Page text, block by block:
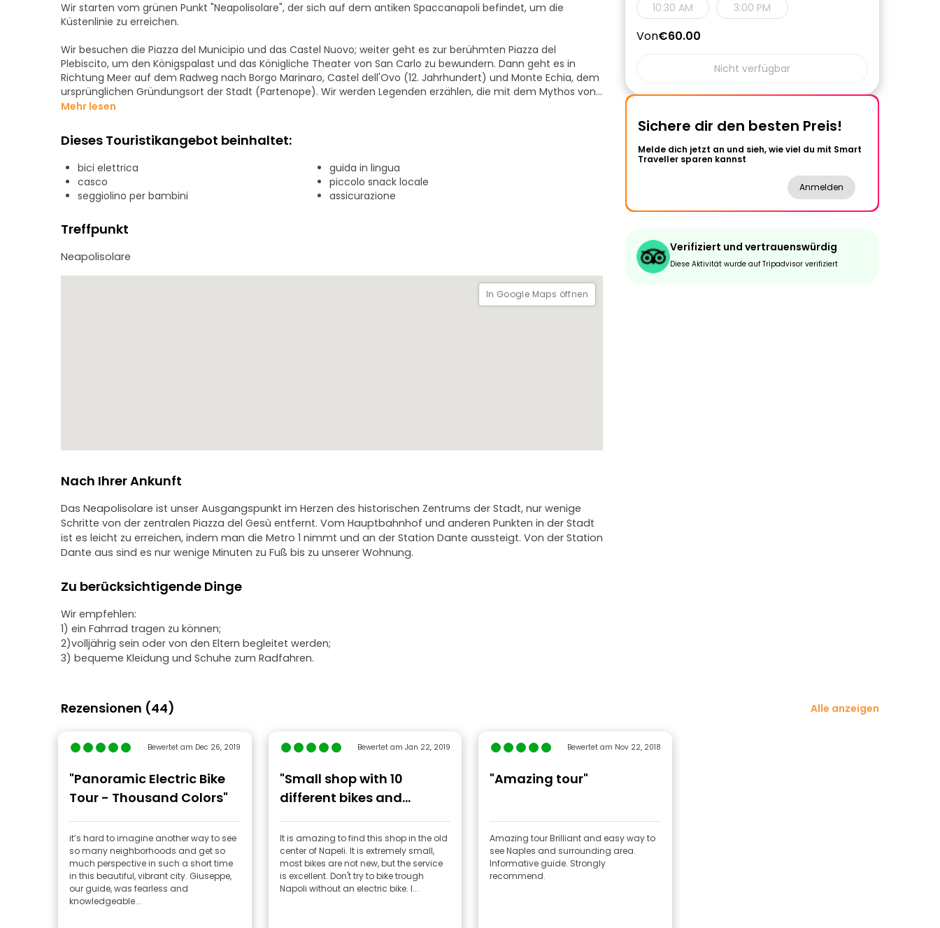
Wir starten vom grünen Punkt "Neapolisolare", der sich auf dem antiken Spaccanapoli befindet, um die
Küstenlinie zu erreichen.
Wir besuchen die Piazza del Municipio und das Castel Nuovo; weiter geht es zur berühmten Piazza del
Plebiscito, um den Königspalast und das Königliche Theater von San Carlo zu bewundern. Dann geht es in
Richtung Meer auf dem Radweg nach Borgo Marinaro, Castel dell'Ovo (12. Jahrhundert) und Monte Echia, dem
ursprünglichen Gründungsort der Stadt (Partenope). Wir werden Legenden erzählen, die mit dem Mythos von
Parthenope und dem Ei des Virgil verbunden sind. Entlang der Küste werden wir den Vesuv und die Inseln
Virgiliano. Von der Spitze des Golfs von Neapel haben wir einen fantastischen Blick auf die schöne Halbinsel
Nisida, die Campi Flegrei und den Hügel Camaldoli. Besonders beeindruckend ist der Blick auf das ehemalige
Industriegebiet von Bagnoli mit den Italsider Stahlwerken, die heute die größte archäologische
Industrieausgrabungsstätte in Europa sind. Schließlich geht es über das Viertel Spagnoli zurück ins
Stadtzentrum nach Spaccanapoli.
Mehr lesen
Dieses Touristikangebot beinhaltet:
bici elettrica
guida in lingua
casco
piccolo snack locale
seggiolino per bambini
assicurazione
Treffpunkt
Neapolisolare
In Google Maps öffnen
Nach Ihrer Ankunft
Das Neapolisolare ist unser Ausgangspunkt im Herzen des historischen Zentrums der Stadt, nur wenige
Schritte von der zentralen Piazza del Gesù entfernt. Vom Hauptbahnhof und anderen Punkten in der Stadt
ist es leicht zu erreichen, indem man die Metro 1 nimmt und an der Station Dante aussteigt. Von der Station
Dante aus sind es nur wenige Minuten zu Fuß bis zu unserer Wohnung.
Zu berücksichtigende Dinge
Wir empfehlen:
1) ein Fahrrad tragen zu können;
2)volljährig sein oder von den Eltern begleitet werden;
3) bequeme Kleidung und Schuhe zum Radfahren.
Rezensionen (44) Alle anzeigen
Bewertet am Dec 26, 2019
"Panoramic Electric Bike
Tour - Thousand Colors"
it’s hard to imagine another way to see
so many neighborhoods and get so
much perspective in such a short time
in this beautiful, vibrant city. Giuseppe,
our guide, was fearless and
knowledgeable...
Bewertet am Jan 22, 2019
"Small shop with 10
different bikes and
friendly help and advice"
It is amazing to find this shop in the old
center of Napeli. It is extremely small,
most bikes are not new, but the service
is excellent. Don't try to bike trough
Napoli without an electric bike. I...
Bewertet am Nov 22, 2018
"Amazing tour"
Amazing tour Brilliant and easy way to
see Naples and surrounding area.
Informative guide. Strongly
recommend.
10:30 AM
3:00 PM
Von€60.00
Nicht verfügbar
Sichere dir den besten Preis!
Melde dich jetzt an und sieh, wie viel du mit Smart
Traveller sparen kannst
Anmelden
Verifiziert und vertrauenswürdig
Diese Aktivität wurde auf Tripadvisor verifiziert